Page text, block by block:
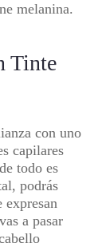
melanina.
Tinte
con uno
capilares
todo es
podrás
expresan
a pasar